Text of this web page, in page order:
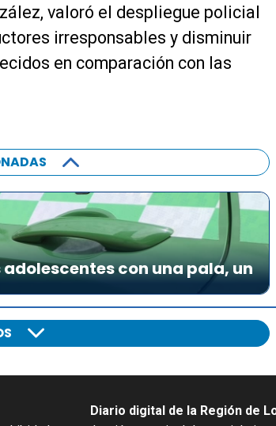
valoró el despliegue policial
irresponsables y disminuir
en comparación con las
con una pala, un
Diario digital de la Región de